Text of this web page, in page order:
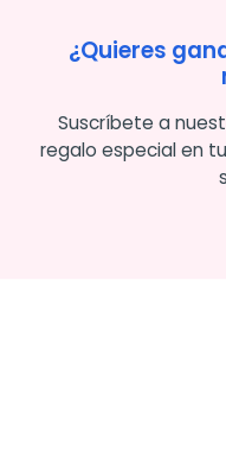
¿Quieres
Suscríbete a
regalo especial en